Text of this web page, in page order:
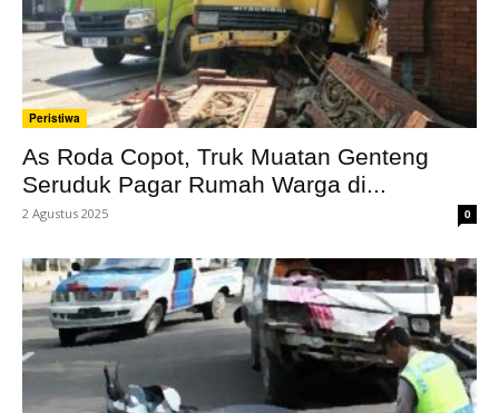
Peristiwa
As Roda Copot, Truk Muatan Genteng
Seruduk Pagar Rumah Warga di...
2 Agustus 2025 0